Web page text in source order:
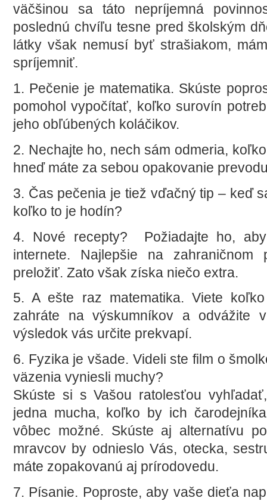
väčšinou sa táto nepríjemná
poslednú chvíľu tesne pred školským
látky však nemusí byť strašiakom,
spríjemniť.
1. Pečenie je matematika. Skúste
pomohol vypočítať, koľko surovín
jeho obľúbených koláčikov.
2. Nechajte ho, nech sám odmeria,
hneď máte za sebou opakovanie
3. Čas pečenia je tiež vďačný tip – keď
koľko to je hodín?
4. Nové recepty? Požiadajte ho,
internete. Najlepšie na
preložiť. Zato však získa niečo extra.
5. A ešte raz matematika. Viete
zahráte na výskumníkov a odvážite
výsledok vás určite prekvapí.
6. Fyzika je všade. Videli ste film o
väzenia vyniesli muchy?
Skúste si s Vašou ratolesťou
jedna mucha, koľko by ich
vôbec možné. Skúste aj alternatívu
mravcov by odnieslo Vás, otecka,
máte zopakovanú aj prírodovedu.
7. Písanie. Poproste, aby vaše dieťa